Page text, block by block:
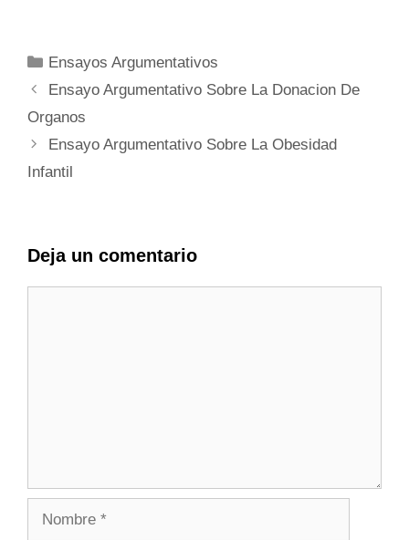
Categorías
Ensayos Argumentativos
Ensayo Argumentativo Sobre La Donacion De
Organos
Ensayo Argumentativo Sobre La Obesidad
Infantil
Deja un comentario